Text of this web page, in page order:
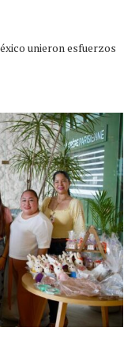
unieron esfuerzos